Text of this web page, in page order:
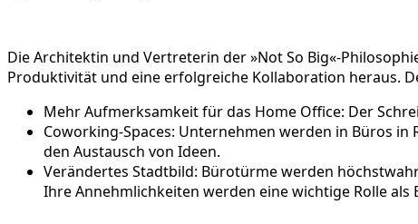
Die Architektin und Vertreterin der »Not So Big«-
Produktivität und eine erfolgreiche Kollaboration heraus.
Mehr Aufmerksamkeit für das Home Office: Der
Coworking-Spaces: Unternehmen werden in Büros
den Austausch von Ideen.
Verändertes Stadtbild: Bürotürme werden
Ihre Annehmlichkeiten werden eine wichtige Rolle